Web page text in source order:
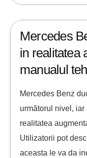
Mercedes
in realitatea
manualul
Mercedes Benz
următorul nivel,
realitatea
Utilizatorii pot
aceasta le va da